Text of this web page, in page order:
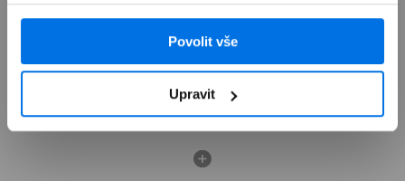
Povolit vše
Upravit
Zobrazit nabídku